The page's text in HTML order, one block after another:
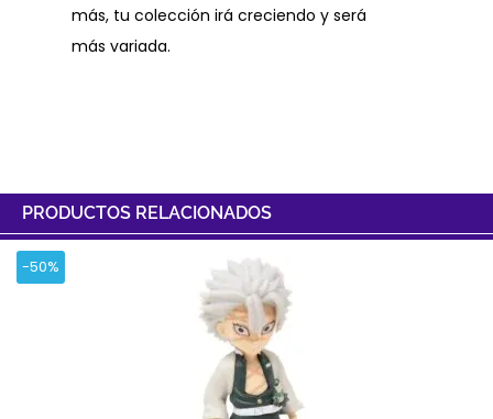
más, tu colección irá creciendo y será
más variada.
PRODUCTOS RELACIONADOS
-50%